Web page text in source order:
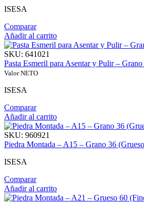
ISESA
Comparar
Añadir al carrito
SKU: 641021
Pasta Esmeril para Asentar y Pulir –
Valor NETO
ISESA
Comparar
Añadir al carrito
SKU: 960921
Piedra Montada – A15 – Grano 36
ISESA
Comparar
Añadir al carrito